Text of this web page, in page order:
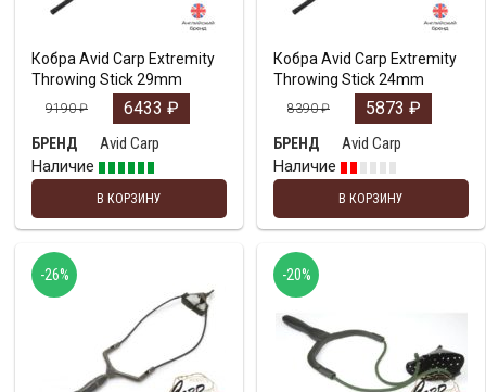
Кобра Avid Carp Extremity
Throwing Stick 29mm
9190₽ 6433 ₽
БРЕНД
Avid Carp
Наличие
В КОРЗИНУ
Кобра Avid Carp Extremity
Throwing Stick 24mm
8390₽ 5873 ₽
БРЕНД
Avid Carp
Наличие
В КОРЗИНУ
-26% -20%